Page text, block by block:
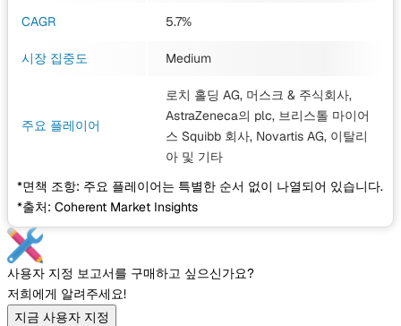
CAGR 5.7%
시장 집중도 Medium
주요 플레이어
로치 홀딩 AG, 머스크 & 주식회사,
AstraZeneca의 plc, 브리스톨 마이어
스 Squibb 회사, Novartis AG, 이탈리
아 및 기타
*면책 조항: 주요 플레이어는 특별한 순서 없이 나열되어 있습니다.
*출처: Coherent Market Insights
사용자 지정 보고서를 구매하고 싶으신가요?
저희에게 알려주세요!
지금 사용자 지정